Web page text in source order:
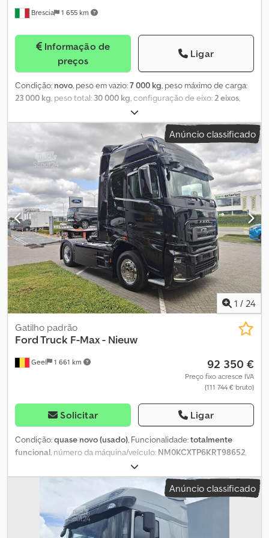
introdução ou omissões. Venda sujeita a alteração sem aviso
Brescia 1 655 km
Informação de
preços
Ligar
Condição: novo, peso em vazio:7 000 kg, peso máximo de carga:
23 000 kg, peso total: 30 000 kg, configuração de eixo:2 eixos,
comprimento do espaço de carga:
de carga:2 480 mm, altura do espaço de carga:2 700 mm,
suspensão:ar , tamanho do pneu: 385/65 r 22,5, cor:branco,
Equipamento:
, Freios a disco Saf, 4 pneus 385/65 R 22,5 de
marca primária, suporte para roda sobressalente, caixa de
ferramentas, ganchos para navio, kit de desgaste de pastilhas, baú
em compensado com teto isolado, porta de enrolar marca Fit,
trilho de fixação de carga, chapa metálica na entrada traseira,
assoalho em multilaminado, rodapé lateral anti-impacto, paredes
em compensado com moldura em aço galvanizado, batentes
traseiros de proteção em aço; mediante solicitação, também
disponível na versão com 1 eixo duplo. Djdpfx Aeg Dndcsmmsck
Anúncio classificado
1 / 24
Geel 1 661 km
Gatilho padrão
Ford Truck F-Max - Nieuw
92 350 €
Preço fixo acresce IVA
(111 744 € bruto)
Solicitar Ligar
Condição:quase novo (usado), Funcionalidade:totalmente
funcional, número da máquina/veículo: NM0KCXTP6KRT98652,
, potência:
matrícula:10/2025, tipo de combustível:diesel, tamanho do pneu:
385/55 R 22.5 - 315/70 R 22.5, configuração de eixo: 4x2, distância
3 600 mm, travões: intarder , cor:preto, cabina do
condutor:cabina-cama, tipo de engrenagem: automático
classe de emissão:Euro 6, Equipamento:
ABS, airbag, aquecedor
Anúncio classificado